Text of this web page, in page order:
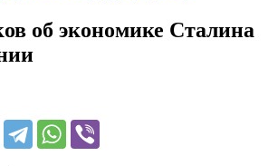
об экономике Сталина